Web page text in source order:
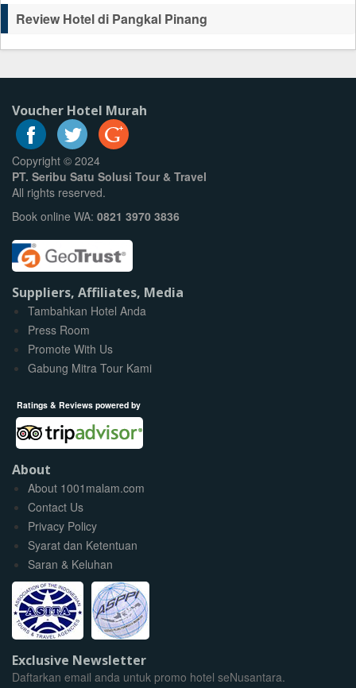
Review Hotel di Pangkal Pinang
Voucher Hotel Murah
Copyright © 2024
PT. Seribu Satu Solusi Tour & Travel
All rights reserved.
Book online WA: 0821 3970 3836
Suppliers, Affiliates, Media
Tambahkan Hotel Anda
Press Room
Promote With Us
Gabung Mitra Tour Kami
Ratings & Reviews powered by
About
About 1001malam.com
Contact Us
Privacy Policy
Syarat dan Ketentuan
Saran & Keluhan
Exclusive Newsletter
Daftarkan email anda untuk promo hotel seNusantara.